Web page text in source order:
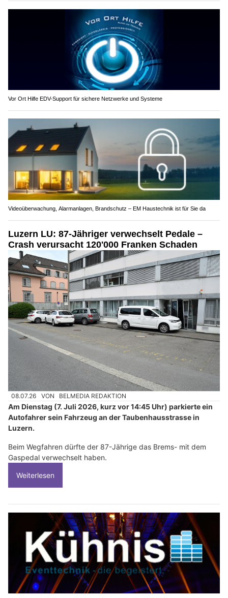
Vor Ort Hilfe EDV-Support für sichere Netzwerke und Systeme
Videoüberwachung, Alarmanlagen, Brandschutz – EM Haustechnik ist für Sie da
Luzern LU: 87-Jähriger verwechselt Pedale –
Crash verursacht 120'000 Franken Schaden
08.07.26 VON BELMEDIA REDAKTION
Am Dienstag (7. Juli 2026, kurz vor 14:45 Uhr) parkierte ein
Autofahrer sein Fahrzeug an der Taubenhausstrasse in
Luzern.
Beim Wegfahren dürfte der 87-Jährige das Brems- mit dem
Gaspedal verwechselt haben.
Weiterlesen